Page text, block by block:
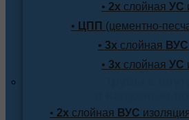
• 2х слойная УС
• ЦПП (цементно-
• 3х слойная ВУС
• 3х слойная УС
• 2х слойная ВУС